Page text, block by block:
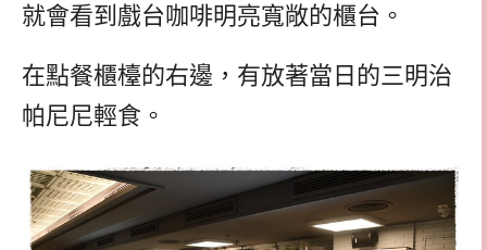
就會看到戲台咖啡明亮寬敞的櫃台。
在點餐櫃檯的右邊，有放著當日的三明治
帕尼尼輕食。